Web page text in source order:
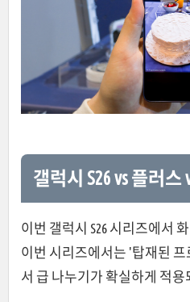
갤럭시 S26 vs 플러스
이번 갤럭시 S26 시리즈에서
이번 시리즈에서는 '탑재된 프
서 급 나누기가 확실하게 적용